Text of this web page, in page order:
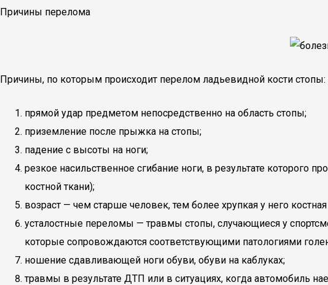
Причины перелома
Причины, по которым происходит перелом ладьевидной кости стопы:
прямой удар предметом непосредственно на область стопы;
приземление после прыжка на стопы;
падение с высоты на ноги;
резкое насильственное сгибание ноги, в результате которого
костной ткани);
возраст — чем старше человек, тем более хрупкая у него костная
усталостные переломы — травмы стопы, случающиеся у
которые сопровождаются соответствующими патологиями
ношение сдавливающей ноги обуви, обуви на каблуках;
травмы в результате ДТП или в ситуациях, когда автомобиль